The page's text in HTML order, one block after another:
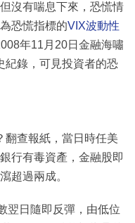
沒有喘息下來，恐慌情
恐慌指標的VIX波動性
年11月20日金融海嘯
紀錄，可見投資者的恐
翻查報紙，當日時任美
行有毒資產，金融股即
超過兩成。
翌日隨即反彈，由低位